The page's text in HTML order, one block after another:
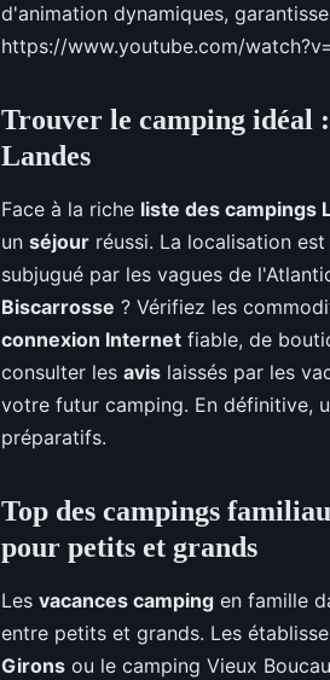
d'animation dynamiques,
https://www.youtube.com/
Trouver le camping idéal
Landes
Face à la riche liste des campings
un séjour réussi. La localisation
subjugué par les vagues de
Biscarrosse ? Vérifiez les
connexion Internet fiable, de
consulter les avis laissés par les
votre futur camping. En définitive,
préparatifs.
Top des campings
pour petits et grands
Les vacances camping en famille
entre petits et grands. Les
Girons ou le camping Vieux